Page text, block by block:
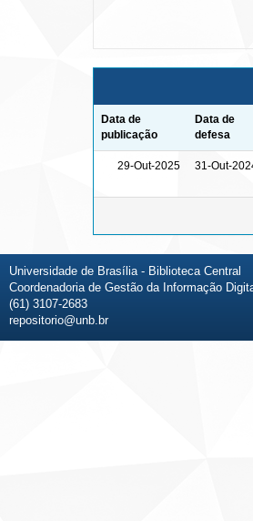
Data de
publicação
Data de
defesa
29-Out-2025 31-Out-
Universidade de Brasília - Biblioteca Central
Coordenadoria de Gestão da Informação
(61) 3107-2683
repositorio@unb.br